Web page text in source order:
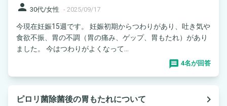
person 30代/女性 - 2025/09/17
今現在妊娠15週です。 妊娠初期からつわりがあり、吐き気や
食欲不振、胃の不調（胃の痛み、ゲップ、胃もたれ）があり
ました。 今はつわりがよくなって...
4名が回答
ピロリ菌除菌後の胃もたれについて
navigate_next